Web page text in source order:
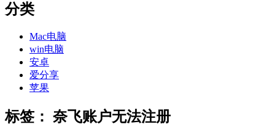
分类
Mac电脑
win电脑
安卓
爱分享
苹果
标签： 奈飞账户无法注册